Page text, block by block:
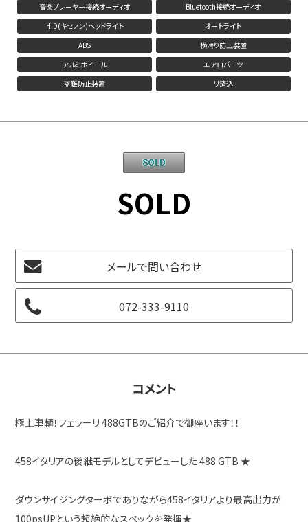
音楽プレーヤー接続オーディオ
Bluetooth接続オーディオ
HID(キセノン)ヘッドライト
オートライト
ABS
横滑り防止装置
アルミホイール
エアロパーツ
盗難防止装置
リ済込
SOLD
メールで問い合わせ
072-333-9110
コメント
極上車輌！フェラーリ 488GTBのご紹介で御座います！！
458イタリアの後継モデルとしてデビューした 488 GTB ★
ダウンサイジングターボでありながら458イタリアより最高出力が
100psUPという超絶的なスペックを発揮★